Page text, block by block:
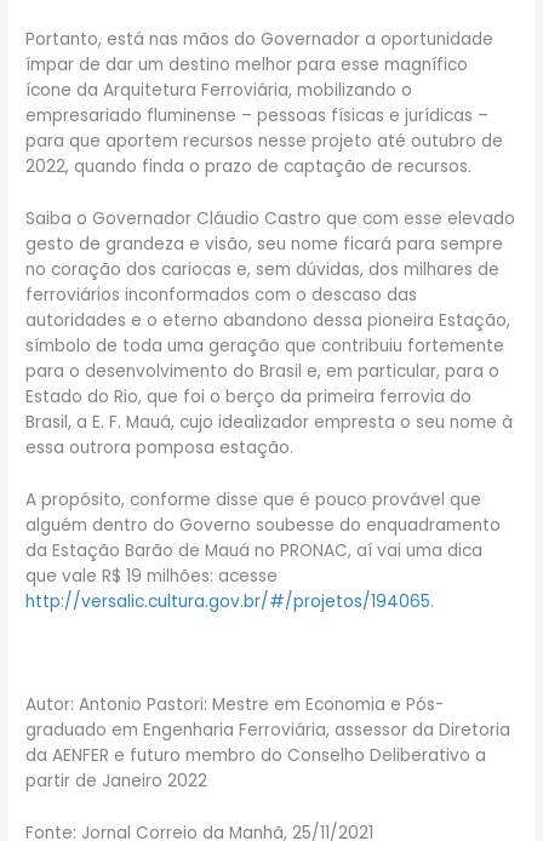
Portanto, está nas mãos do Governador a oportunidade
ímpar de dar um destino melhor para esse magnífico
ícone da Arquitetura Ferroviária, mobilizando o
empresariado fluminense – pessoas físicas e jurídicas –
para que aportem recursos nesse projeto até outubro de
2022, quando finda o prazo de captação de recursos.
Saiba o Governador Cláudio Castro que com esse elevado
gesto de grandeza e visão, seu nome ficará para sempre
no coração dos cariocas e, sem dúvidas, dos milhares de
ferroviários inconformados com o descaso das
autoridades e o eterno abandono dessa pioneira Estação,
símbolo de toda uma geração que contribuiu fortemente
para o desenvolvimento do Brasil e, em particular, para o
Estado do Rio, que foi o berço da primeira ferrovia do
Brasil, a E. F. Mauá, cujo idealizador empresta o seu nome à
essa outrora pomposa estação.
A propósito, conforme disse que é pouco provável que
alguém dentro do Governo soubesse do enquadramento
da Estação Barão de Mauá no PRONAC, aí vai uma dica
que vale R$ 19 milhões: acesse
http://versalic.cultura.gov.br/#/projetos/194065.
Autor: Antonio Pastori: Mestre em Economia e Pós-
graduado em Engenharia Ferroviária, assessor da Diretoria
da AENFER e futuro membro do Conselho Deliberativo a
partir de Janeiro 2022
Fonte: Jornal Correio da Manhã, 25/11/2021